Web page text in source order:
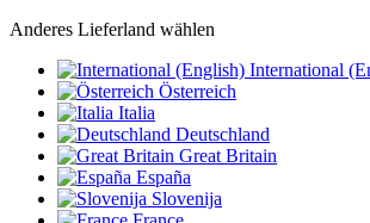
Anderes Lieferland wählen
International
Österreich
Italia
Deutschland
Great Britain
España
Slovenija